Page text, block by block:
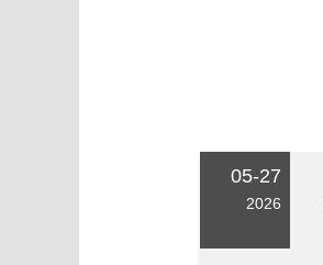
05-27
2026